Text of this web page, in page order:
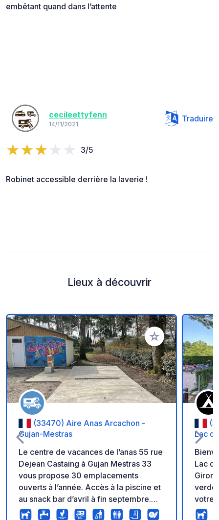
embêtant quand dans l’attente
cecileettyfenn
14/11/2021
Traduire
3/5
Robinet accessible derrière la laverie !
Lieux à découvrir
Ajouter à vos
(33470) Aire Anas Arcachon -
Gujan-Mestras
Le centre de vacances de l’anas 55 rue
Dejean Castaing à Gujan Mestras 33
vous propose 30 emplacements
ouverts à l’année. Accès à la piscine et
au snack bar d’avril à fin septembre.
Sanitaires, laverie, animations juillet et
Lac
Lac
votre
notre